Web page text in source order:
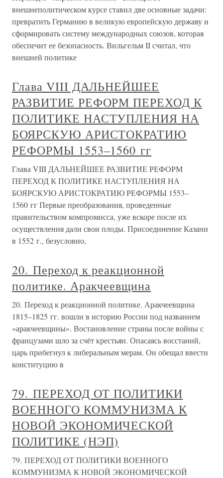
внешнеполитическом курсе ставил две основные задачи:
превратить Германию в великую европейскую державу и
сформировать систему международных союзов, которая
обеспечит ее безопасность. Вильгельм II считал, что
внешней политике
Глава VIII ДАЛЬНЕЙШЕЕ
РАЗВИТИЕ РЕФОРМ ПЕРЕХОД К
ПОЛИТИКЕ НАСТУПЛЕНИЯ НА
БОЯРСКУЮ АРИСТОКРАТИЮ
РЕФОРМЫ 1553–1560 гг
Глава VIII ДАЛЬНЕЙШЕЕ РАЗВИТИЕ РЕФОРМ
ПЕРЕХОД К ПОЛИТИКЕ НАСТУПЛЕНИЯ НА
БОЯРСКУЮ АРИСТОКРАТИЮ РЕФОРМЫ 1553–
1560 гг Первые преобразования, проведенные
правительством компромисса, уже вскоре после их
осуществления дали свои плоды. Присоединение Казани
в 1552 г., безусловно,
20. Переход к реакционной
политике. Аракчеевщина
20. Переход к реакционной политике. Аракчеевщина
1815–1825 гг. вошли в историю России под названием
«аракчеевщины». Востановление страны после войны с
французами шло за счёт крестьян. Опасаясь восстаний,
царь прибегнул к либеральным мерам. Он обещал ввести
конституцию в
79. ПЕРЕХОД ОТ ПОЛИТИКИ
ВОЕННОГО КОММУНИЗМА К
НОВОЙ ЭКОНОМИЧЕСКОЙ
ПОЛИТИКЕ (НЭП)
79. ПЕРЕХОД ОТ ПОЛИТИКИ ВОЕННОГО
КОММУНИЗМА К НОВОЙ ЭКОНОМИЧЕСКОЙ